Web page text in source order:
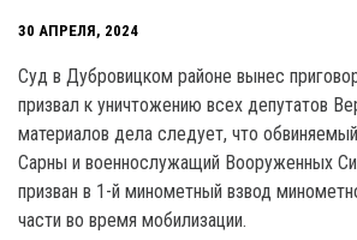
30 АПРЕЛЯ, 2024
Суд в Дубровицком районе вынес
призвал к уничтожению всех депутатов
материалов дела следует, что
Сарны и военнослужащий Вооруженных
призван в 1-й минометный взвод
части во время мобилизации.